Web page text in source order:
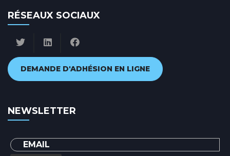
RÉSEAUX SOCIAUX
DEMANDE D'ADHÉSION EN LIGNE
NEWSLETTER